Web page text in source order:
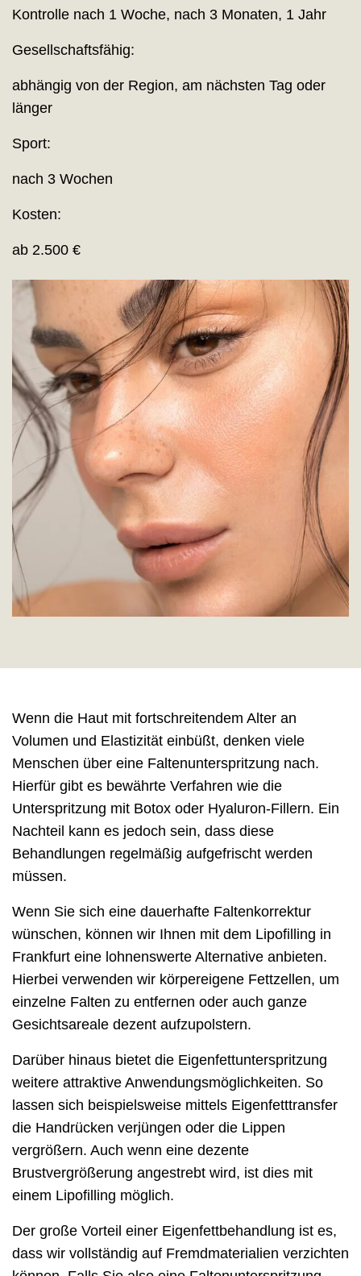
Kontrolle nach 1 Woche, nach 3 Monaten, 1 Jahr
Gesellschaftsfähig:
abhängig von der Region, am nächsten Tag oder
länger
Sport:
nach 3 Wochen
Kosten:
ab 2.500 €
Wenn die Haut mit fortschreitendem Alter an
Volumen und Elastizität einbüßt, denken viele
Menschen über eine Faltenunterspritzung nach.
Hierfür gibt es bewährte Verfahren wie die
Unterspritzung mit Botox oder Hyaluron-Fillern. Ein
Nachteil kann es jedoch sein, dass diese
Behandlungen regelmäßig aufgefrischt werden
müssen.
Wenn Sie sich eine dauerhafte Faltenkorrektur
wünschen, können wir Ihnen mit dem Lipofilling in
Frankfurt eine lohnenswerte Alternative anbieten.
Hierbei verwenden wir körpereigene Fettzellen, um
einzelne Falten zu entfernen oder auch ganze
Gesichtsareale dezent aufzupolstern.
Darüber hinaus bietet die Eigenfettunterspritzung
weitere attraktive Anwendungsmöglichkeiten. So
lassen sich beispielsweise mittels Eigenfetttransfer
die Handrücken verjüngen oder die Lippen
vergrößern. Auch wenn eine dezente
Brustvergrößerung angestrebt wird, ist dies mit
einem Lipofilling möglich.
Der große Vorteil einer Eigenfettbehandlung ist es,
dass wir vollständig auf Fremdmaterialien verzichten